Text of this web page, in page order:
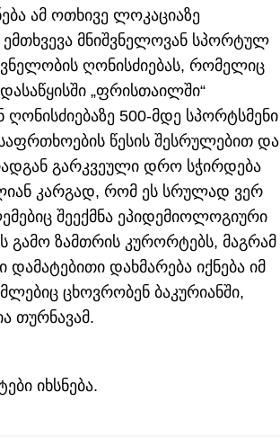
ამ ოთხივე ლოკაციაზე
მნიშვნელოვან სპორტულ
ღონისძიებას, რომელიც
„ფრისთაილში“
500-მდე სპორტსმენი
წესის შესრულებით და
გარკვეული დრო სჭირდება
კარგად, რომ ეს სრულად ვერ
შეექმნა ეპიდემიოლოგიური
გამო ზამთრის კურორტებს, მაგრამ
დახმარება იქნება იმ
ცხოვრობენ ბაკურიანში,
თურნავამ.
იხსნება.